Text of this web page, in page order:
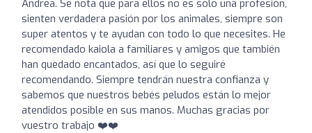
Andrea. Se nota que para ellos no es solo una profesión,
sienten verdadera pasión por los animales, siempre son
super atentos y te ayudan con todo lo que necesites. He
recomendado kaiola a familiares y amigos que también
han quedado encantados, así que lo seguiré
recomendando. Siempre tendrán nuestra confianza y
sabemos que nuestros bebés peludos están lo mejor
atendidos posible en sus manos. Muchas gracias por
vuestro trabajo ❤️❤️